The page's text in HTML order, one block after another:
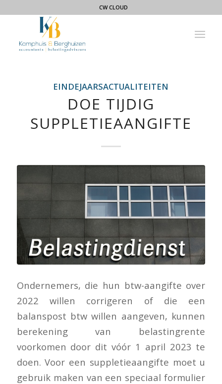
CW CLOUD
EINDEJAARSACTUALITEITEN
DOE TIJDIG
SUPPLETIEAANGIFTE
Ondernemers, die hun btw-aangifte over
2022 willen corrigeren of die een
balanspost btw willen aangeven, kunnen
berekening van belastingrente
voorkomen door dit vóór 1 april 2023 te
doen. Voor een suppletieaangifte moet u
gebruik maken van een speciaal formulier